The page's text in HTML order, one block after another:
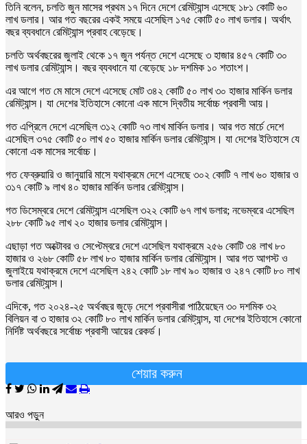
তিনি বলেন, চলতি জুন মাসের প্রথম ১৭ দিনে দেশে রেমিট্যান্স এসেছে ১৮১ কোটি ৬০
লাখ ডলার। আর গত বছরের একই সময়ে এসেছিল ১৭৫ কোটি ৫০ লাখ ডলার। অর্থাৎ
বছর ব্যবধানে রেমিট্যান্স প্রবাহ বেড়েছে।
চলতি অর্থবছরের জুলাই থেকে ১৭ জুন পর্যন্ত দেশে এসেছে ৩ হাজার ৪৫৭ কোটি ৩০
লাখ ডলার রেমিট্যান্স। বছর ব্যবধানে যা বেড়েছে ১৮ দশমিক ১০ শতাংশ।
এর আগে গত মে মাসে দেশে এসেছে মোট ৩৪২ কোটি ৫০ লাখ ৩০ হাজার মার্কিন ডলার
রেমিট্যান্স। যা দেশের ইতিহাসে কোনো এক মাসে দ্বিতীয় সর্বোচ্চ প্রবাসী আয়।
গত এপ্রিলে দেশে এসেছিল ৩১২ কোটি ৭৩ লাখ মার্কিন ডলার। আর গত মার্চে দেশে
এসেছিল ৩৭৫ কোটি ৫০ লাখ ৫০ হাজার মার্কিন ডলার রেমিট্যান্স। যা দেশের ইতিহাসে যে
কোনো এক মাসের সর্বোচ্চ।
গত ফেব্রুয়ারি ও জানুয়ারি মাসে যথাক্রমে দেশে এসেছে ৩০২ কোটি ৭ লাখ ৬০ হাজার ও
৩১৭ কোটি ৯ লাখ ৪০ হাজার মার্কিন ডলার রেমিট্যান্স।
গত ডিসেম্বরে দেশে রেমিট্যান্স এসেছিল ৩২২ কোটি ৬৭ লাখ ডলার; নভেম্বরে এসেছিল
২৮৮ কোটি ৯৫ লাখ ২০ হাজার ডলার রেমিট্যান্স।
এছাড়া গত অক্টোবর ও সেপ্টেম্বরে দেশে এসেছিল যথাক্রমে ২৫৬ কোটি ৩৪ লাখ ৮০
হাজার ও ২৬৮ কোটি ৫৮ লাখ ৮০ হাজার মার্কিন ডলার রেমিট্যান্স। আর গত আগস্ট ও
জুলাইয়ে যথাক্রমে দেশে এসেছিল ২৪২ কোটি ১৮ লাখ ৯০ হাজার ও ২৪৭ কোটি ৮০ লাখ
ডলার রেমিট্যান্স।
এদিকে, গত ২০২৪-২৫ অর্থবছর জুড়ে দেশে প্রবাসীরা পাঠিয়েছেন ৩০ দশমিক ৩২
বিলিয়ন বা ৩ হাজার ৩২ কোটি ৮০ লাখ মার্কিন ডলার রেমিট্যান্স, যা দেশের ইতিহাসে কোনো
নির্দিষ্ট অর্থবছরে সর্বোচ্চ প্রবাসী আয়ের রেকর্ড।
শেয়ার করুন
আরও পড়ুন